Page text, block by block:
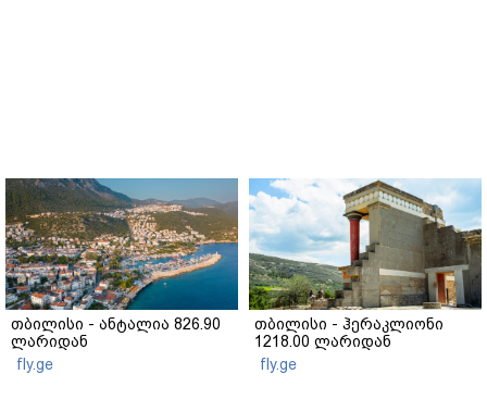
თბილისი - ანტალია 826.90
ლარიდან
fly.ge
თბილისი - ჰერაკლიონი
1218.00 ლარიდან
fly.ge